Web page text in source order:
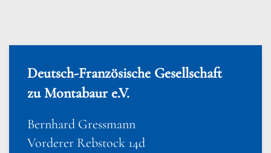
Deutsch-Französische Gesellschaft
zu Montabaur e.V.
Bernhard Gressmann
Vorderer Rebstock 14d